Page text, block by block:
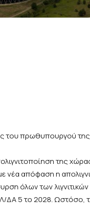
του πρωθυπουργού
της
απόφαση η
όλων των
5 το 2028. Ωστόσο,